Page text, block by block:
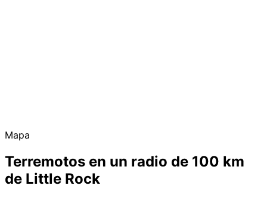
Mapa
Terremotos en un radio de 100 km
de Little Rock